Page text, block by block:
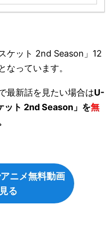
ケット 2nd Season」12
なっています。
最新話を見たい場合はU-
ット 2nd Season」を無
ニメ無料動画
る